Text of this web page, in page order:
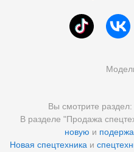
Вы смотрите
В разделе "Продажа
новую и
Новая спецтехника и